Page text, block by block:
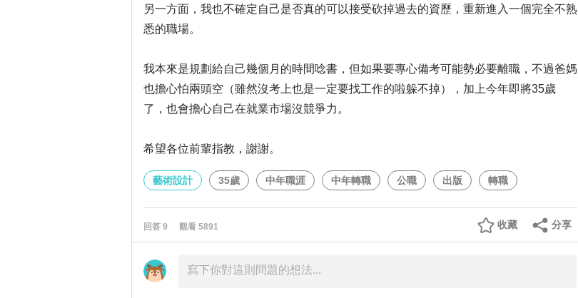
另一方面，我也不確定自己是否真的可以接受砍掉過去的資歷，重新進入一個完全不熟
悉的職場。
我本來是規劃給自己幾個月的時間唸書，但如果要專心備考可能勢必要離職，不過爸媽
也擔心怕兩頭空（雖然沒考上也是一定要找工作的啦躲不掉），加上今年即將35歲
了，也會擔心自己在就業市場沒競爭力。
希望各位前輩指教，謝謝。
藝術設計 35歲 中年職涯 中年轉職 公職 出版 轉職
回答 9 觀看 5891 分享
收藏